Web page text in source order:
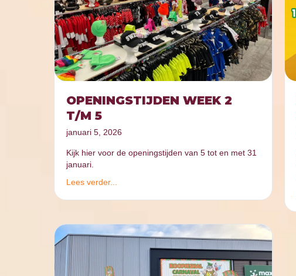
OPENINGSTIJDEN WEEK 2
T/M 5
januari 5, 2026
Kijk hier voor de openingstijden van 5 tot en met 31
januari.
Lees verder...